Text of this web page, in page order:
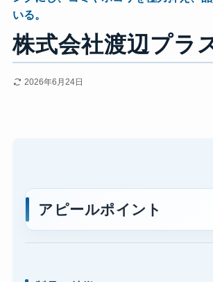
いる。
株式会社渡辺プラ
2026年6月24日
アピールポイント